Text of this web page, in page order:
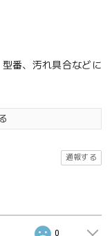
番、汚れ具合などに
通報する
0